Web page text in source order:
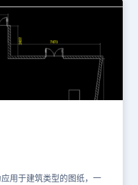
用于建筑类型的图纸，一